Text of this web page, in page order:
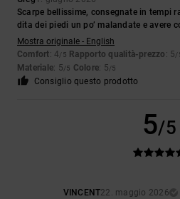
Scarpe bellissime, consegnate in tempi
dita dei piedi un po’ malandate e avere
Mostra originale - English
Comfort: 4/5 Rapporto qualità-prezzo : 5/
Materiale: 5/5 Colore: 5/5
Consiglio questo prodotto
5/5
VINCENT22. maggio 2026